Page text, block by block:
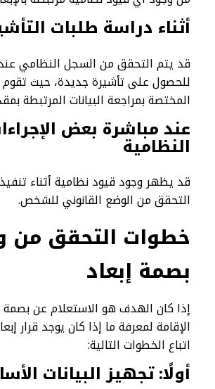
أثناء دراسة طلبات
قد يتم التحقق من السجل النظامي
للحصول على تأشيرة جديدة، حيث
المختصة بمراجعة البيانات المرتبطة
عند مباشرة بعض
النظامية
قد يظهر وجود قيود نظامية أثناء
التحقق من الوضع القانوني للشخص.
خطوات التحقق من
بصمة إبعاد
إذا كان الهدف هو الاستعلام عن بصمة
الإقامة لمعرفة ما إذا كان يوجد قرار
اتباع الخطوات التالية:
أولًا: تجهيز البيانات